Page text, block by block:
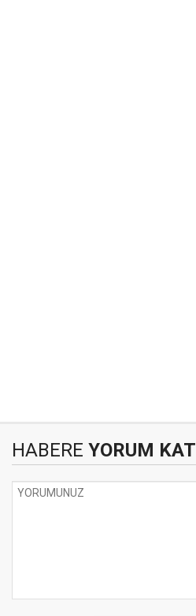
HABERE YORUM KAT